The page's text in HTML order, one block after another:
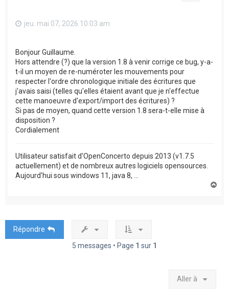
jeu. mai 07, 2026 10:03 am
Bonjour Guillaume.
Hors attendre (?) que la version 1.8 à venir corrige ce bug, y-a-
t-il un moyen de re-numéroter les mouvements pour
respecter l'ordre chronologique initiale des écritures que
j'avais saisi (telles qu'elles étaient avant que je n'effectue
cette manoeuvre d'export/import des écritures) ?
Si pas de moyen, quand cette version 1.8 sera-t-elle mise à
disposition ?
Cordialement
Utilisateur satisfait d'OpenConcerto depuis 2013 (v1.7.5
actuellement) et de nombreux autres logiciels opensources.
Aujourd'hui sous windows 11, java 8, ...
Répondre
5 messages • Page 1 sur 1
Aller à